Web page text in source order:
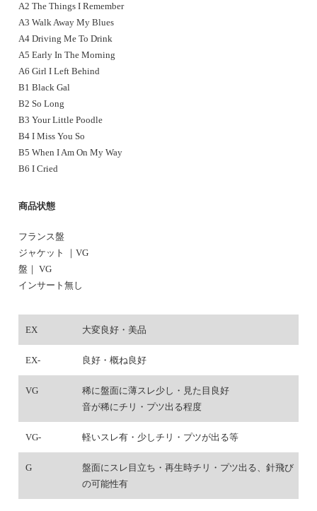
A2 The Things I Remember
A3 Walk Away My Blues
A4 Driving Me To Drink
A5 Early In The Morning
A6 Girl I Left Behind
B1 Black Gal
B2 So Long
B3 Your Little Poodle
B4 I Miss You So
B5 When I Am On My Way
B6 I Cried
商品状態
フランス盤
ジャケット ｜VG
盤｜ VG
インサート無し
EX 大変良好・美品
EX- 良好・概ね良好
VG
稀に盤面に薄スレ少し・見た目良好
音が稀にチリ・プツ出る程度
VG- 軽いスレ有・少しチリ・プツが出る等
G
盤面にスレ目立ち・再生時チリ・プツ出る、針飛び
の可能性有